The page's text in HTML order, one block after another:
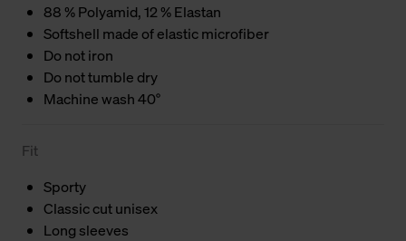
88 % Polyamid, 12 % Elastan
Softshell made of elastic microfiber
Do not iron
Do not tumble dry
Machine wash 40°
Fit
Sporty
Classic cut unisex
Long sleeves